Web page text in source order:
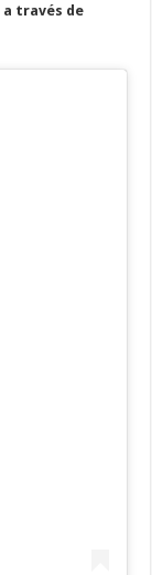
a través de